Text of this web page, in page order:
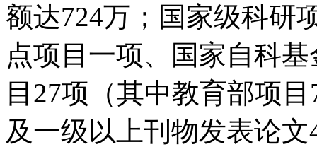
额达724万；国家级科研
点项目一项、国家自科
目 27项（其中教育部项目
及一级以上刊物发表论文